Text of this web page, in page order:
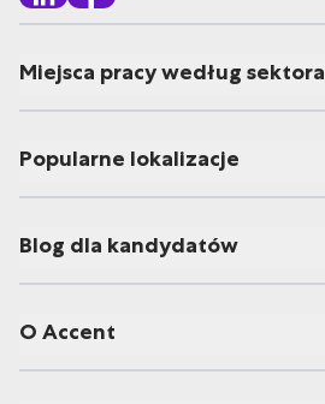
Miejsca pracy według sektora
Popularne lokalizacje
Blog dla kandydatów
O Accent